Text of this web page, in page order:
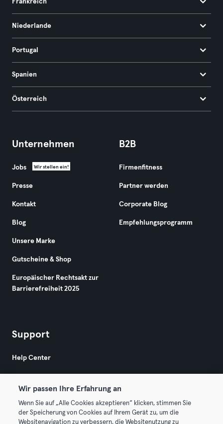
Frankreich
Niederlande
Portugal
Spanien
Österreich
Unternehmen
Jobs Wir stellen ein!
Presse
Kontakt
Blog
Unsere Marke
Gutscheine & Shop
Europäischer Rechtsakt zur
Barrierefreiheit 2025
B2B
Firmenfitness
Partner werden
Corporate Blog
Empfehlungsprogramm
Support
Help Center
Wir passen Ihre Erfahrung an
Wenn Sie auf „Alle Cookies akzeptieren“ klicken, stimmen Sie
der Speicherung von Cookies auf Ihrem Gerät zu, um die
Websitenavigation zu verbessern, die Websitenutzung zu